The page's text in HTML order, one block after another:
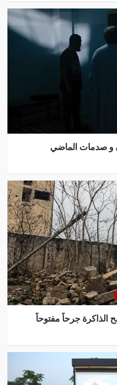
و صدمات الماضي
الذاكرة جرحاً مفتوحاً